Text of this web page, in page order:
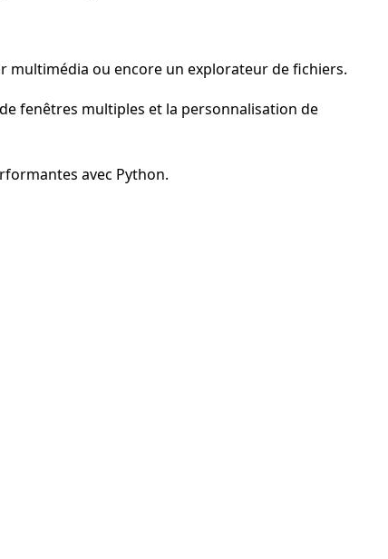
multimédia ou encore un explorateur de fichiers.
fenêtres multiples et la personnalisation de
avec Python.